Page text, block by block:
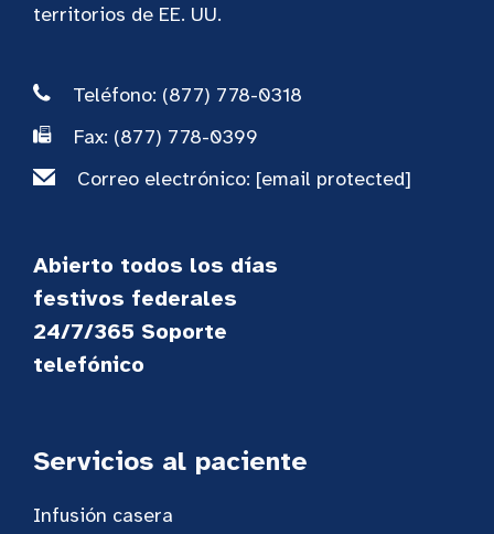
territorios de EE. UU.
Teléfono: (877) 778-0318
Fax: (877) 778-0399
Correo electrónico: [email protected]
Abierto todos los días
festivos federales
24/7/365 Soporte
telefónico
Servicios al paciente
Infusión casera